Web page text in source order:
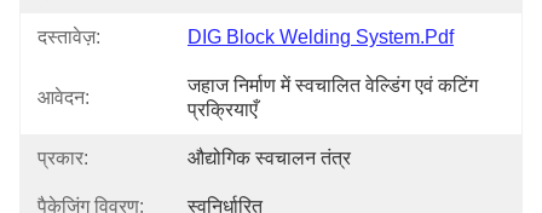
दस्तावेज़: DIG Block Welding System.pdf
आवेदन:
जहाज निर्माण में स्वचालित वेल्डिंग एवं कटिंग
प्रक्रियाएँ
प्रकार: औद्योगिक स्वचालन तंत्र
पैकेजिंग विवरण: स्वनिर्धारित